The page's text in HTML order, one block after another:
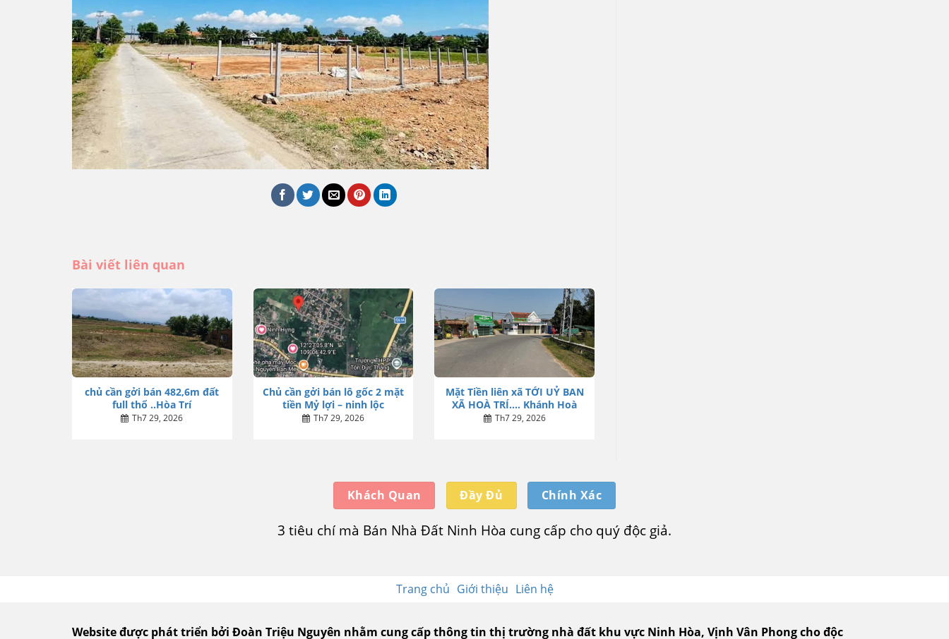
Bài viết liên quan
chủ cần gởi bán 482,6m đất
full thổ ..Hòa Trí
Th7 29, 2026
Chủ cần gởi bán lô gốc 2 mặt
tiền Mỷ lợi – ninh lộc
Th7 29, 2026
Mặt Tiền liên xã TỚI UỶ BAN
XÃ HOÀ TRÍ…. Khánh Hoà
Th7 29, 2026
Khách Quan Đầy Đủ Chính Xác
3 tiêu chí mà Bán Nhà Đất Ninh Hòa cung cấp cho quý độc giả.
Trang chủ Giới thiệu Liên hệ
Website được phát triển bởi Đoàn Triệu Nguyên nhằm cung cấp thông tin thị trường nhà đất khu vực Ninh Hòa, Vịnh Vân Phong cho độc